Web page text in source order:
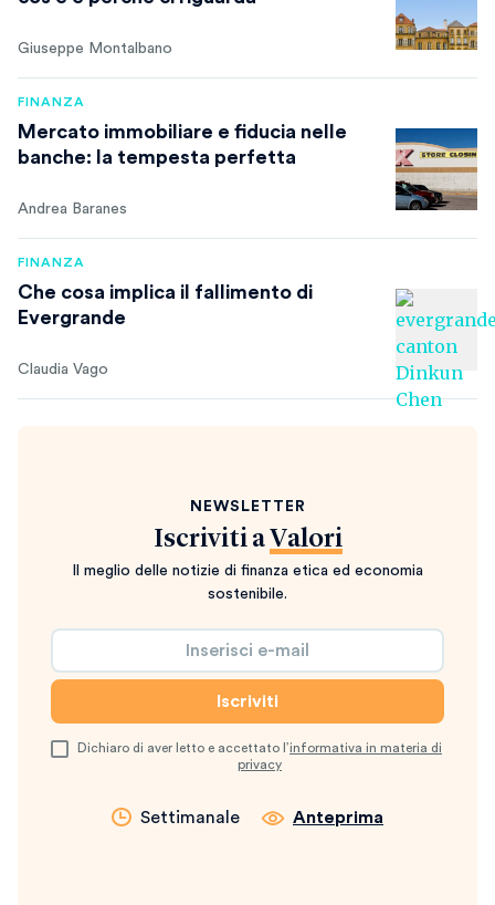
Giuseppe Montalbano
FINANZA
Mercato immobiliare e fiducia nelle
banche: la tempesta perfetta
Andrea Baranes
FINANZA
Che cosa implica il fallimento di
Evergrande
Claudia Vago
NEWSLETTER
Iscriviti a Valori
Il meglio delle notizie di finanza etica ed economia
sostenibile.
Dichiaro di aver letto e accettato l’informativa in materia di
privacy
Settimanale Anteprima